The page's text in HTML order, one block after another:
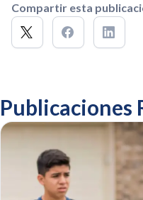
Compartir esta
Publicaciones